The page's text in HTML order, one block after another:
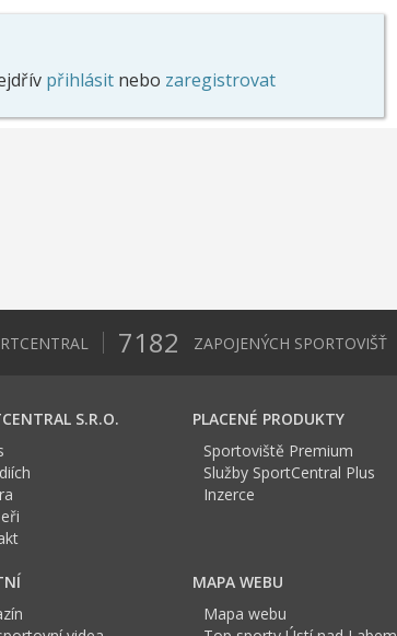
přihlásitnebo zaregistrovat
7182 ZAPOJENÝCH SPORTOVIŠŤ
S.R.O.
PLACENÉ PRODUKTY
Sportoviště Premium
Služby SportCentral Plus
Inzerce
MAPA WEBU
Mapa webu